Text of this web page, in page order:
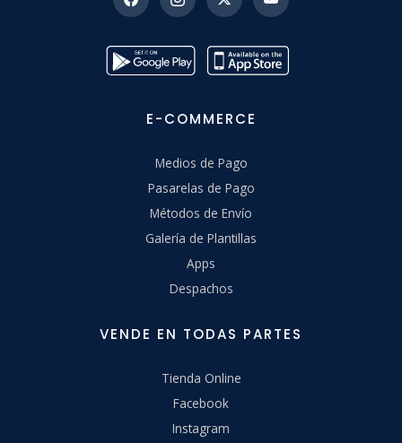
E-COMMERCE
Medios de Pago
Pasarelas de Pago
Métodos de Envío
Galería de Plantillas
Apps
Despachos
VENDE EN TODAS PARTES
Tienda Online
Facebook
Instagram